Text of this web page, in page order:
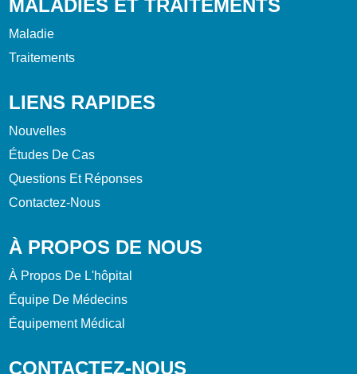
MALADIES ET TRAITEMENTS
Maladie
Traitements
LIENS RAPIDES
Nouvelles
Études De Cas
Questions Et Réponses
Contactez-Nous
À PROPOS DE NOUS
À Propos De L'hôpital
Équipe De Médecins
Équipement Médical
CONTACTEZ-NOUS